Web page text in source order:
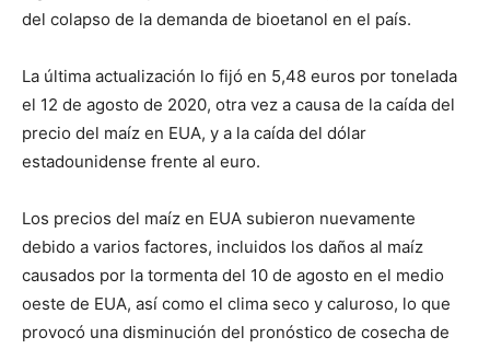
del colapso de la demanda de bioetanol en el país.
La última actualización lo fijó en 5,48 euros por tonelada
el 12 de agosto de 2020, otra vez a causa de la caída del
precio del maíz en EUA, y a la caída del dólar
estadounidense frente al euro.
Los precios del maíz en EUA subieron nuevamente
debido a varios factores, incluidos los daños al maíz
causados por la tormenta del 10 de agosto en el medio
oeste de EUA, así como el clima seco y caluroso, lo que
provocó una disminución del pronóstico de cosecha de